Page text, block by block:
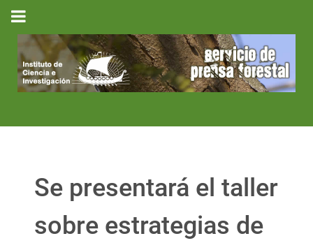
Se presentará el taller
sobre estrategias de